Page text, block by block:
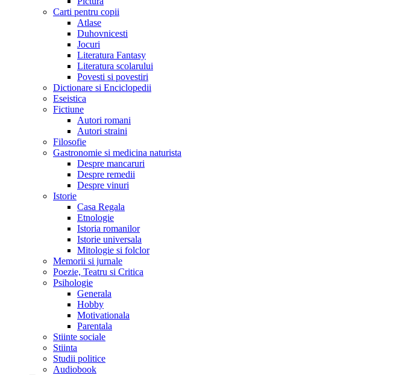
Carti pentru copii
Atlase
Duhovnicesti
Jocuri
Literatura Fantasy
Literatura scolarului
Povesti si povestiri
Dictionare si Enciclopedii
Eseistica
Fictiune
Autori romani
Autori straini
Filosofie
Gastronomie si medicina naturista
Despre mancaruri
Despre remedii
Despre vinuri
Istorie
Casa Regala
Etnologie
Istoria romanilor
Istorie universala
Mitologie si folclor
Memorii si jurnale
Poezie, Teatru si Critica
Psihologie
Generala
Hobby
Motivationala
Parentala
Stiinte sociale
Stiinta
Studii politice
Audiobook